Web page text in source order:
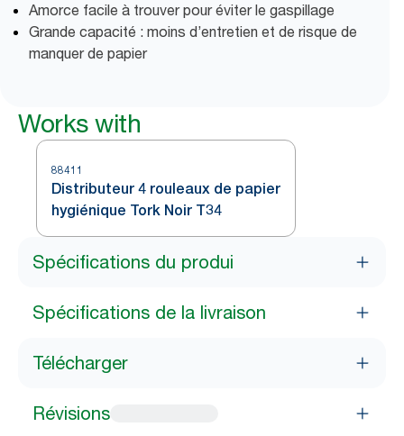
Amorce facile à trouver pour éviter le gaspillage
Grande capacité : moins d’entretien et de risque de
manquer de papier
Works with
88411
Distributeur 4 rouleaux de papier
hygiénique Tork Noir T34
Spécifications du produi
Spécifications de la livraison
Télécharger
Révisions